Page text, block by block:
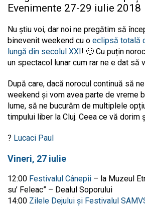
Evenimente 27-29 iulie 2018
Nu știu voi, dar noi ne pregătim să
binevenit weekend cu o eclipsă totală
lungă din secolul XXI! 🙂 Cu puțin
un spectacol lunar cum rar ne e dat să
După care, dacă norocul continuă să
weekend și vom avea parte de vreme
lume, să ne bucurăm de multiplele
timpului liber la Cluj. Ceea ce vă dorim
? Lucaci Paul
Vineri, 27 iulie
12:00 Festivalul Cânepii – la Muzeul
su’ Feleac” – Dealul Soporului
14:00 Zilele Dejului și Festivalul